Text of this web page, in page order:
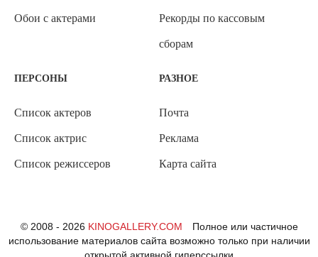
Обои с актерами Рекорды по кассовым
сборам
ПЕРСОНЫ
Список актеров
Список актрис
Список режиссеров
РАЗНОЕ
Почта
Реклама
Карта сайта
© 2008 - 2026 KINOGALLERY.COM
Полное или частичное
использование материалов сайта возможно только при наличии